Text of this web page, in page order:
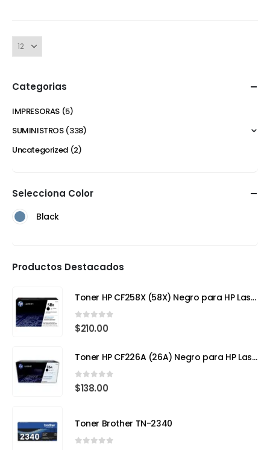
Categorias
IMPRESORAS (5)
SUMINISTROS (338)
Uncategorized (2)
Selecciona Color
Black
Productos Destacados
Toner HP CF258X (58X) Negro para HP LaserJet Pro
0 out of 5
$210.00
Toner HP CF226A (26A) Negro para HP LaserJet Pro M402
0out of 5
$138.00
Toner Brother TN-2340